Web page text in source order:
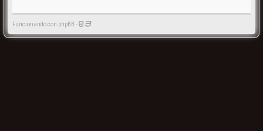
Funcionando con phpBB -